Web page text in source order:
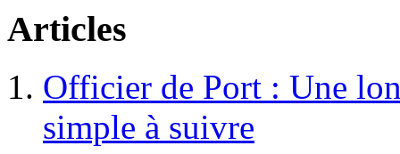
Articles
Officier de Port : Une
simple à suivre